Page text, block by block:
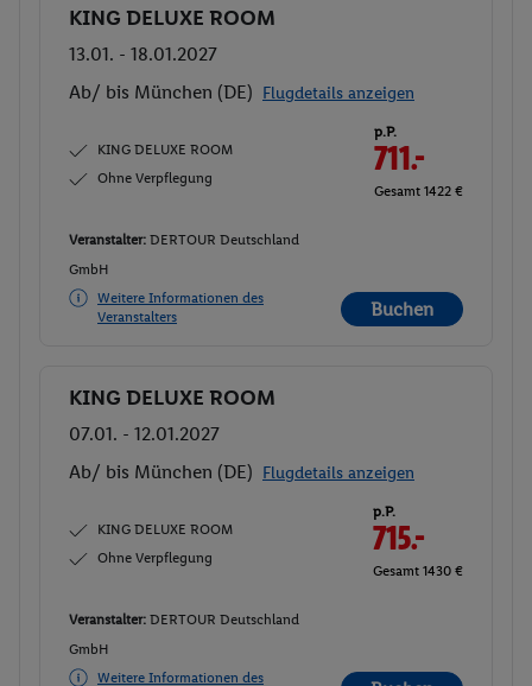
Buchen
KING DELUXE ROOM
13.01. - 18.01.2027
Ab/ bis München (DE) Flugdetails anzeigen
KING DELUXE ROOM
Ohne Verpflegung
p.P.
711.-
Gesamt 1422 €
Veranstalter: DERTOUR Deutschland
GmbH
Weitere Informationen des
Veranstalters
Buchen
Buchen
KING DELUXE ROOM
07.01. - 12.01.2027
Ab/ bis München (DE) Flugdetails anzeigen
KING DELUXE ROOM
Ohne Verpflegung
p.P.
715.-
Gesamt 1430 €
Veranstalter: DERTOUR Deutschland
GmbH
Weitere Informationen des